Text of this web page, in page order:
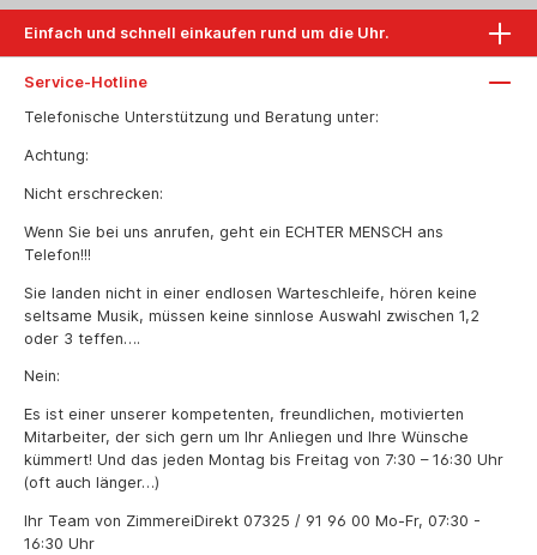
Einfach und schnell einkaufen rund um die Uhr.
Service-Hotline
Telefonische Unterstützung und Beratung unter:
Achtung:
Nicht erschrecken:
Wenn Sie bei uns anrufen, geht ein ECHTER MENSCH ans
Telefon!!!
Sie landen nicht in einer endlosen Warteschleife, hören keine
seltsame Musik, müssen keine sinnlose Auswahl zwischen 1,2
oder 3 teffen….
Nein:
Es ist einer unserer kompetenten, freundlichen, motivierten
Mitarbeiter, der sich gern um Ihr Anliegen und Ihre Wünsche
kümmert! Und das jeden Montag bis Freitag von 7:30 – 16:30 Uhr
(oft auch länger…)
Ihr Team von ZimmereiDirekt 07325 / 91 96 00 Mo-Fr, 07:30 -
16:30 Uhr